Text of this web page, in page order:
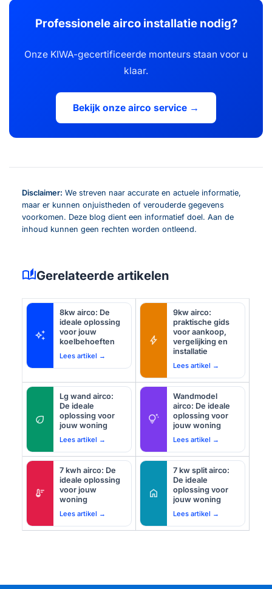
Professionele airco installatie nodig?
Onze KIWA-gecertificeerde monteurs staan voor u
klaar.
Bekijk onze airco service →
Disclaimer: We streven naar accurate en actuele informatie,
maar er kunnen onjuistheden of verouderde gegevens
voorkomen. Deze blog dient een informatief doel. Aan de
inhoud kunnen geen rechten worden ontleend.
auto_storiesGerelateerde artikelen
auto_awesome
8kw airco: De
ideale oplossing
voor jouw
koelbehoeften
Lees artikel →
bolt
9kw airco:
praktische gids
voor aankoop,
vergelijking en
installatie
Lees artikel →
eco
Lg wand airco:
De ideale
oplossing voor
jouw woning
Lees artikel →
tips_and_updates
Wandmodel
airco: De ideale
oplossing voor
jouw woning
Lees artikel →
thermostat
7 kwh airco: De
ideale oplossing
voor jouw
woning
Lees artikel →
home
7 kw split airco:
De ideale
oplossing voor
jouw woning
Lees artikel →